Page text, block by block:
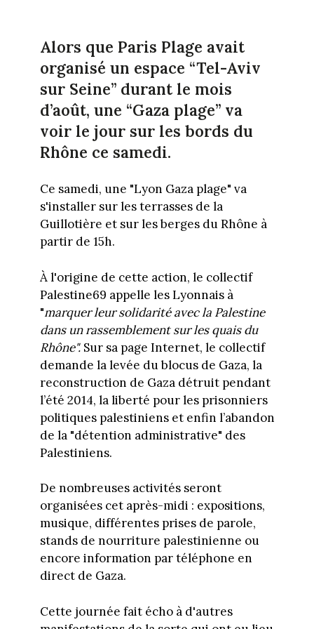
Alors que Paris Plage avait
organisé un espace “Tel-Aviv
sur Seine” durant le mois
d’août, une “Gaza plage” va
voir le jour sur les bords du
Rhône ce samedi.
Ce samedi, une "Lyon Gaza plage" va
s'installer sur les terrasses de la
Guillotière et sur les berges du Rhône à
partir de 15h.
À l'origine de cette action, le collectif
Palestine69 appelle les Lyonnais à
"marquer leur solidarité avec la Palestine
dans un rassemblement sur les quais du
Rhône".Sur sa page Internet, le collectif
demande la levée du blocus de Gaza, la
reconstruction de Gaza détruit pendant
l’été 2014, la liberté pour les prisonniers
politiques palestiniens et enfin l’abandon
de la "détention administrative" des
Palestiniens.
De nombreuses activités seront
organisées cet après-midi : expositions,
musique, différentes prises de parole,
stands de nourriture palestinienne ou
encore information par téléphone en
direct de Gaza.
Cette journée fait écho à d'autres